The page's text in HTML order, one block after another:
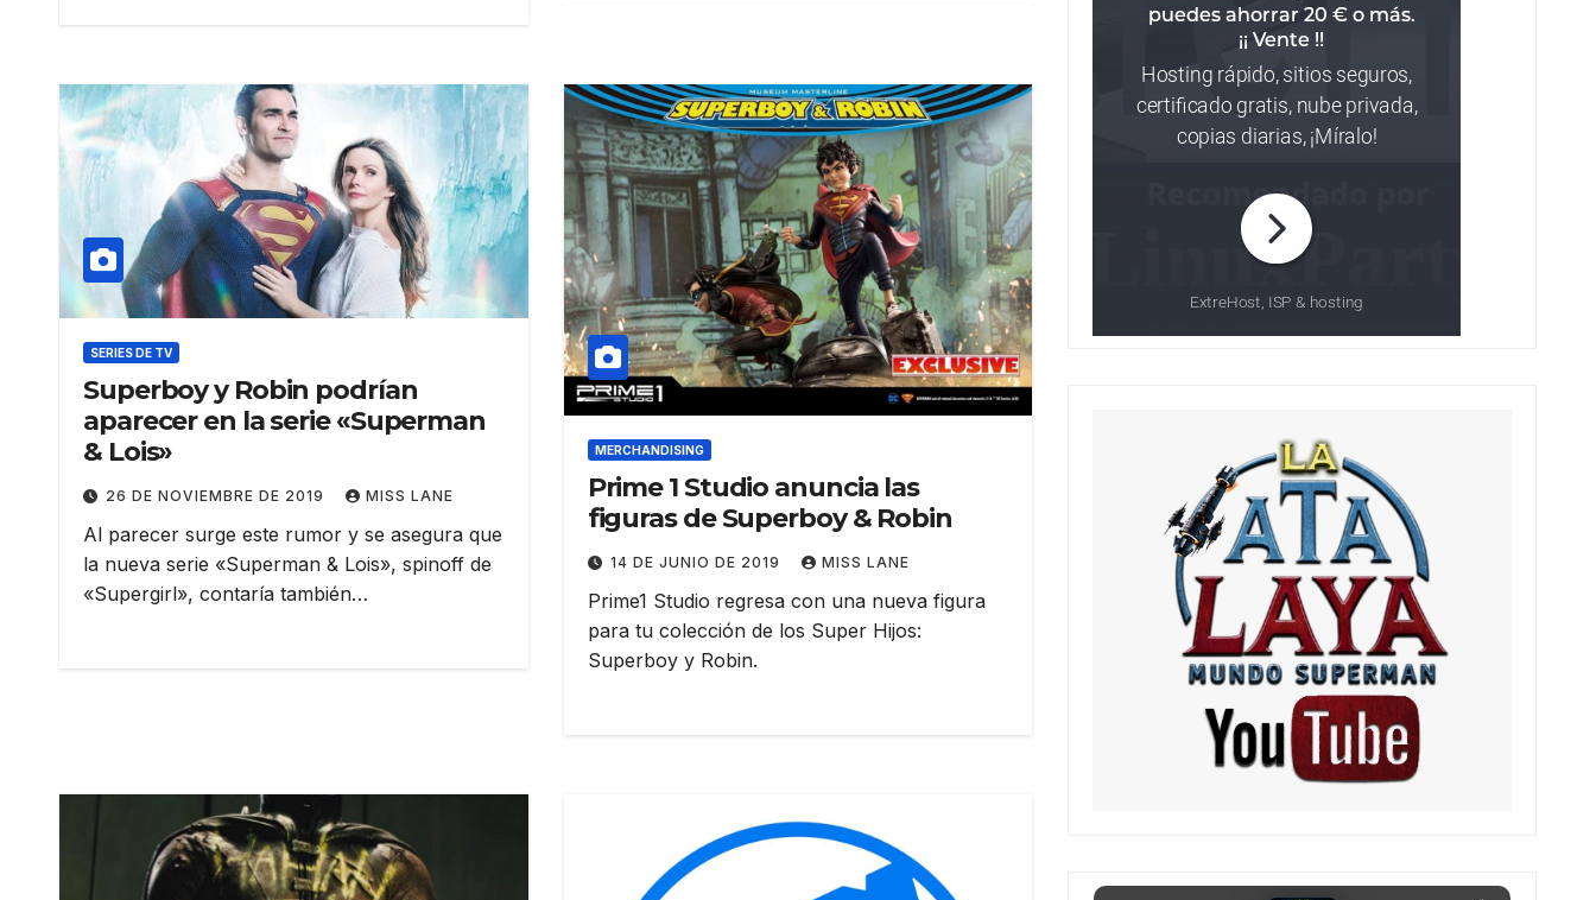
SERIES DE TV
Superboy y Robin podrían
aparecer en la serie «Superman
& Lois»
26 DE NOVIEMBRE DE 2019 MISS LANE
Al parecer surge este rumor y se asegura que
la nueva serie «Superman & Lois», spinoff de
«Supergirl», contaría también…
MERCHANDISING
Prime 1 Studio anuncia las
figuras de Superboy & Robin
14 DE JUNIO DE 2019 MISS LANE
Prime1 Studio regresa con una nueva figura
para tu colección de los Super Hijos:
Superboy y Robin.